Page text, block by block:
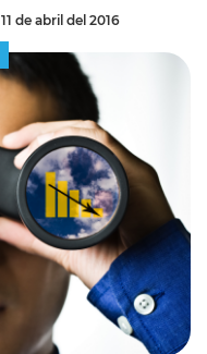
11 de abril del 2016